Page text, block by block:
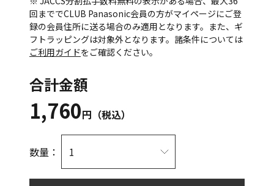
回まででCLUB Panasonic会員の方がマイページにご登
録の会員住所に送る場合のみ適用となります。また、ギ
フトラッピングは対象外となります。諸条件については
ご利用ガイドをご確認ください。
合計金額
1,760円（税込）
数量：